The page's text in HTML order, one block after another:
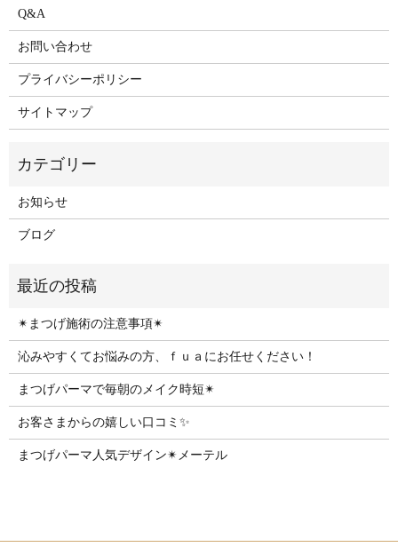
Q&A
お問い合わせ
プライバシーポリシー
サイトマップ
お知らせ
ブログ
✴︎まつげ施術の注意事項✴︎
沁みやすくてお悩みの方、ｆｕａにお任せください！
まつげパーマで毎朝のメイク時短✴︎
お客さまからの嬉しい口コミ✨
まつげパーマ人気デザイン✴︎メーテル